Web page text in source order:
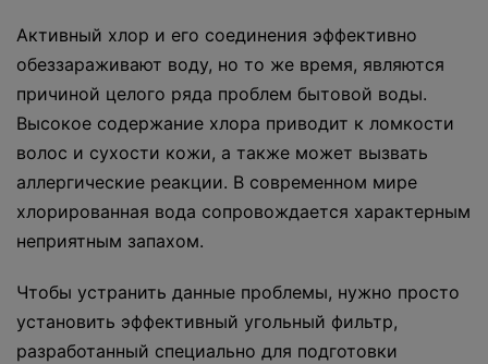
Активный хлор и его соединения эффективно
обеззараживают воду, но то же время, являются
причиной целого ряда проблем бытовой воды.
Высокое содержание хлора приводит к ломкости
волос и сухости кожи, а также может вызвать
аллергические реакции. В современном мире
хлорированная вода сопровождается характерным
неприятным запахом.
Чтобы устранить данные проблемы, нужно просто
установить эффективный угольный фильтр,
разработанный специально для подготовки